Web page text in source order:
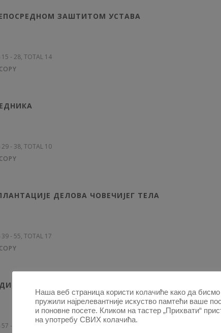
ЗАШТИТОМ УСТАВА
15 - 28, TOTAL 14
COPY
29 - 38, TOTAL 10
COPY
ДЕЛОВА ЧОВЕЧИЈЕГ ТЕЛА
39 - 55, TOTAL 17
COPY
ИНДУСТРИЈСКОГ ДРУШТВА
- 84, TOTAL 28
Наша веб страница користи колачиће како да
пружили најрелевантније искуство памтећи ваше
и поновне посете. Кликом на тастер „Прихвати“
на употребу СВИХ колачића.